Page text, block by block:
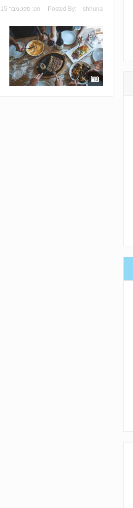
Posted By: shhuna
on: ספטמבר 15, 2021